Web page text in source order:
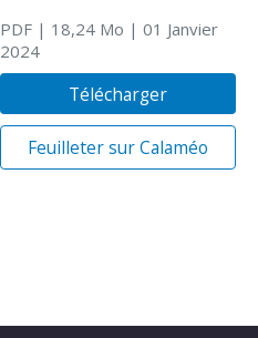
PDF| 18,24 Mo | 01 Janvier
2024
Télécharger
Feuilleter sur Calaméo